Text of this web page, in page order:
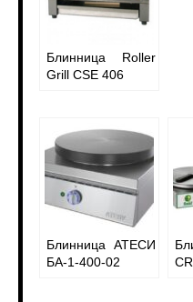
Блинница Roller
Grill CSE 406
Блинница АТЕСИ
БА-1-400-02